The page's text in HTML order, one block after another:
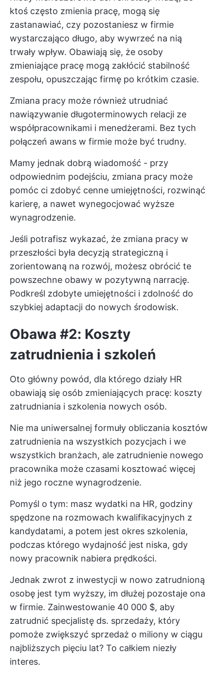
ktoś często zmienia pracę, mogą się
zastanawiać, czy pozostaniesz w firmie
wystarczająco długo, aby wywrzeć na nią
trwały wpływ. Obawiają się, że osoby
zmieniające pracę mogą zakłócić stabilność
zespołu, opuszczając firmę po krótkim czasie.
Zmiana pracy może również utrudniać
nawiązywanie długoterminowych relacji ze
współpracownikami i menedżerami. Bez tych
połączeń awans w firmie może być trudny.
Mamy jednak dobrą wiadomość - przy
odpowiednim podejściu, zmiana pracy może
pomóc ci zdobyć cenne umiejętności, rozwinąć
karierę, a nawet wynegocjować wyższe
wynagrodzenie.
Jeśli potrafisz wykazać, że zmiana pracy w
przeszłości była decyzją strategiczną i
zorientowaną na rozwój, możesz obrócić te
powszechne obawy w pozytywną narrację.
Podkreśl zdobyte umiejętności i zdolność do
szybkiej adaptacji do nowych środowisk.
Obawa #2: Koszty
zatrudnienia i szkoleń
Oto główny powód, dla którego działy HR
obawiają się osób zmieniających pracę: koszty
zatrudniania i szkolenia nowych osób.
Nie ma uniwersalnej formuły obliczania kosztów
zatrudnienia na wszystkich pozycjach i we
wszystkich branżach, ale zatrudnienie nowego
pracownika może czasami kosztować więcej
niż jego roczne wynagrodzenie.
Pomyśl o tym: masz wydatki na HR, godziny
spędzone na rozmowach kwalifikacyjnych z
kandydatami, a potem jest okres szkolenia,
podczas którego wydajność jest niska, gdy
nowy pracownik nabiera prędkości.
Jednak zwrot z inwestycji w nowo zatrudnioną
osobę jest tym wyższy, im dłużej pozostaje ona
w firmie. Zainwestowanie 40 000 $, aby
zatrudnić specjalistę ds. sprzedaży, który
pomoże zwiększyć sprzedaż o miliony w ciągu
najbliższych pięciu lat? To całkiem niezły
interes.